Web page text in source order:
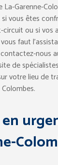
Garenne-
vous êtes
ou si vos
faut
nous
de
votre lieu de
Colombes.